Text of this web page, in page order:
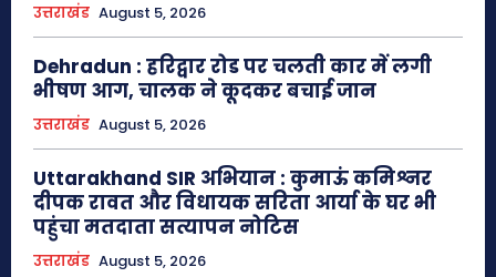
उत्तराखंड August 5, 2026
Dehradun : हरिद्वार रोड पर चलती कार में लगी
भीषण आग, चालक ने कूदकर बचाई जान
उत्तराखंड August 5, 2026
Uttarakhand SIR अभियान : कुमाऊं कमिश्नर
दीपक रावत और विधायक सरिता आर्या के घर भी
पहुंचा मतदाता सत्यापन नोटिस
उत्तराखंड August 5, 2026